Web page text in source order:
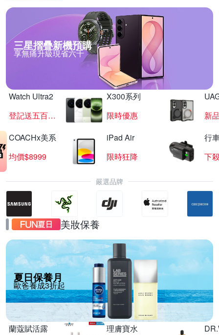
三星摺疊新機預購
享無痛升級現省六千
Watch Ultra2
登記送五百超贈點
X300系列
限時優惠
新
COACHx美系
均價$8999
iPad Air
限時狂降
行
下
嚴選品牌
美妝保養
夏日保養月
歐爸養成3折起
蘭蔻賦活露
理膚寶水